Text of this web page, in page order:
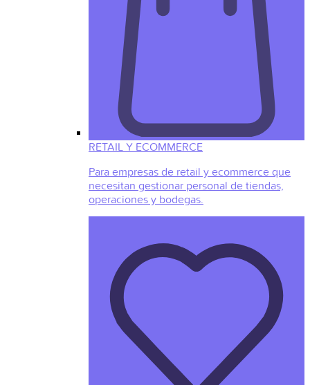
RETAIL Y ECOMMERCE
Para empresas de retail y ecommerce que
necesitan gestionar personal de tiendas,
operaciones y bodegas.